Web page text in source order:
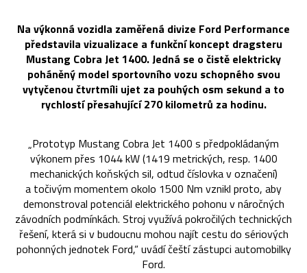
Na výkonná vozidla zaměřená divize Ford Performance
představila vizualizace a funkční koncept dragsteru
Mustang Cobra Jet 1400. Jedná se o čistě elektricky
poháněný model sportovního vozu schopného svou
vytyčenou čtvrtmíli ujet za pouhých osm sekund a to
rychlostí přesahující 270 kilometrů za hodinu.
„Prototyp Mustang Cobra Jet 1400 s předpokládaným
výkonem přes 1044 kW (1419 metrických, resp. 1400
mechanických koňských sil, odtud číslovka v označení)
a točivým momentem okolo 1500 Nm vznikl proto, aby
demonstroval potenciál elektrického pohonu v náročných
závodních podmínkách. Stroj využívá pokročilých technických
řešení, která si v budoucnu mohou najít cestu do sériových
pohonných jednotek Ford,“ uvádí čeští zástupci automobilky
Ford.